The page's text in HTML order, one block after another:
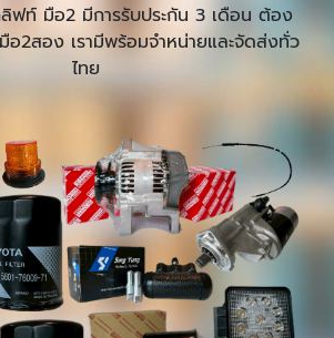
ฟท์ มือ2 มีการรับประกัน 3 เดือน ต้อง
2สอง เรามีพร้อมจำหน่ายและจัดส่งทั่ว
ไทย